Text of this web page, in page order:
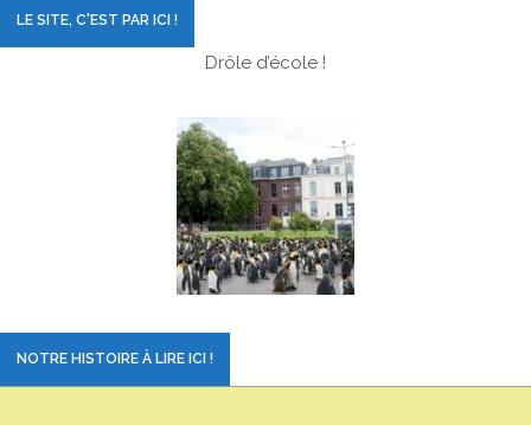
LE SITE, C'EST PAR ICI !
Drôle d’école !
NOTRE HISTOIRE À LIRE ICI !